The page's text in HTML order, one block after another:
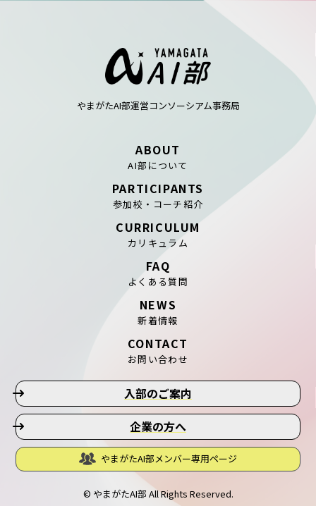
やまがたAI部運営コンソーシアム事務局
ABOUT
AI部について
PARTICIPANTS
参加校・コーチ紹介
CURRICULUM
カリキュラム
FAQ
よくある質問
NEWS
新着情報
CONTACT
お問い合わせ
入部のご案内
企業の方へ
やまがたAI部メンバー専用ページ
© やまがたAI部 All Rights Reserved.